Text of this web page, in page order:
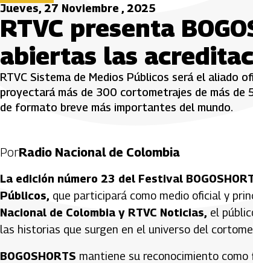
Jueves, 27 Noviembre , 2025
RTVC presenta
abiertas las
RTVC Sistema de Medios Públicos será el aliado
proyectará más de 300 cortometrajes de más de
de formato breve más importantes del mundo.
PorRadio Nacional de Colombia
La edición número 23 del Festival
Públicos, que participará como medio oficial y
Nacional de Colombia y RTVC Noticias, el
las historias que surgen en el universo del
BOGOSHORTS mantiene su reconocimiento